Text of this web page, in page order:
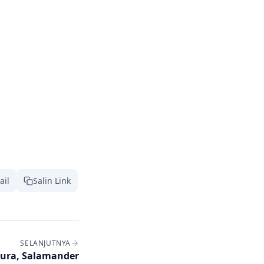
Salin Link
SELANJUTNYA
Salamander